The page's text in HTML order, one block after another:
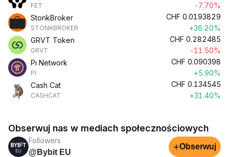
FET
-7.70%
StonkBroker
STONKBROKER
CHF 0.0193829
+36.20%
GRVT Token
GRVT
CHF 0.282485
-11.50%
Pi Network
PI
CHF 0.090398
+5.90%
Cash Cat
CASHCAT
CHF 0.134545
+31.40%
Obserwuj nas w mediach społecznościowych
Followers
@Bybit EU
+Obserwuj